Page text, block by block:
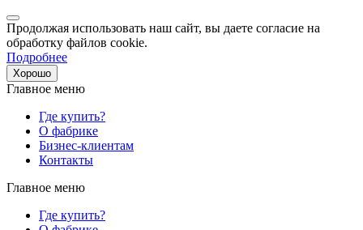
Продолжая использовать наш сайт, вы даете согласие на
обработку файлов cookie.
Подробнее
Хорошо
Главное меню
Где купить?
О фабрике
Бизнес-клиентам
Контакты
Главное меню
Где купить?